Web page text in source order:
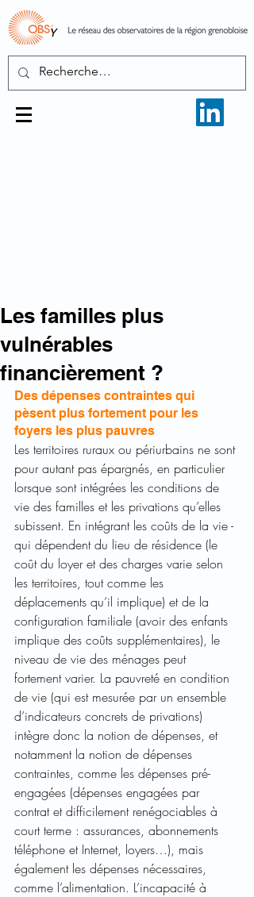
Les familles plus
vulnérables
financièrement ?
Des dépenses contraintes qui
pèsent plus fortement pour les
foyers les plus pauvres
Les territoires ruraux ou périurbains ne sont
pour autant pas épargnés, en particulier
lorsque sont intégrées les conditions de
vie des familles et les privations qu’elles
subissent. En intégrant les coûts de la vie -
qui dépendent du lieu de résidence (le
coût du loyer et des charges varie selon
les territoires, tout comme les
déplacements qu’il implique) et de la
configuration familiale (avoir des enfants
implique des coûts supplémentaires), le
niveau de vie des ménages peut
fortement varier. La pauvreté en condition
de vie (qui est mesurée par un ensemble
d’indicateurs concrets de privations)
intègre donc la notion de dépenses, et
notamment la notion de dépenses
contraintes, comme les dépenses pré-
engagées (dépenses engagées par
contrat et difficilement renégociables à
court terme : assurances, abonnements
téléphone et Internet, loyers…), mais
également les dépenses nécessaires,
comme l’alimentation. L’incapacité à